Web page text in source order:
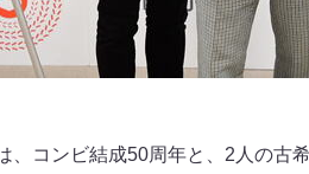
、コンビ結成50周年と、2人の古